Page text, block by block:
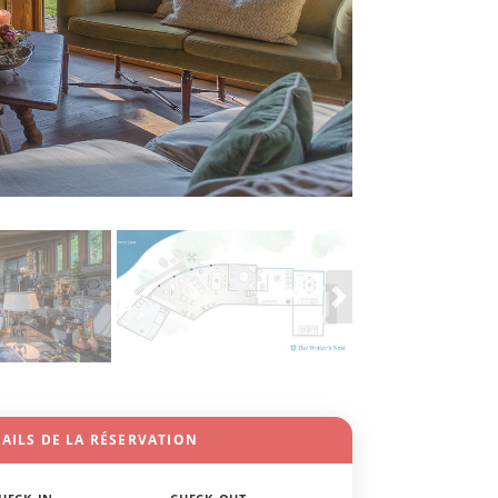
DE LA RÉSERVATION